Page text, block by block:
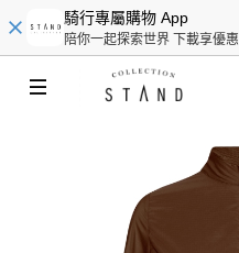
騎行專屬購物 App
陪你一起探索世界 下載享優惠